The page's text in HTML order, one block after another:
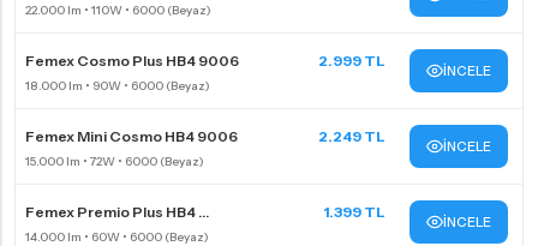
Femex Cosmo Plus HB4 9006 2.999 TL
İNCELE
Femex Mini Cosmo HB4 9006 2.249 TL
İNCELE
Femex Premio Plus HB4 ... 1.399 TL
İNCELE